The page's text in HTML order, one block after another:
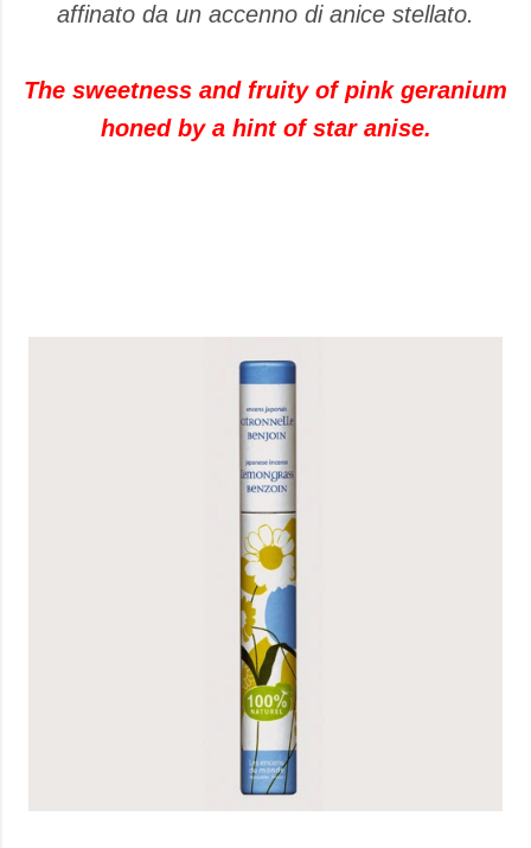
affinato da un accenno di anice stellato.
The sweetness and fruity of pink geranium
honed by a hint of star anise.